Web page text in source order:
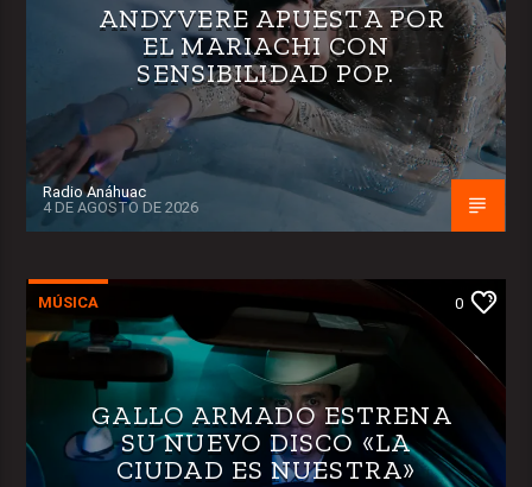
ANDYVERE APUESTA POR
EL MARIACHI CON
SENSIBILIDAD POP.
Radio Anáhuac
4 DE AGOSTO DE 2026
MÚSICA 0
GALLO ARMADO ESTRENA
SU NUEVO DISCO «LA
CIUDAD ES NUESTRA»